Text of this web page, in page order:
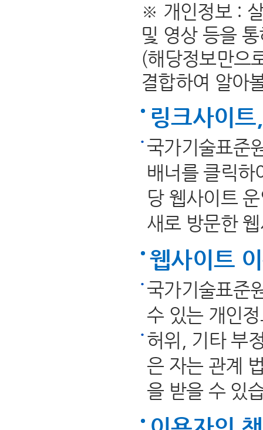
※ 개인정보 :
및 영상 등을
(해당정보만으
결합하여 알아
링크사이
국가기술표준
배너를 클릭하
당 웹사이트
새로 방문한
웹사이트
국가기술표준
수 있는 개인
허위, 기타 부
은 자는 관계
을 받을 수 있